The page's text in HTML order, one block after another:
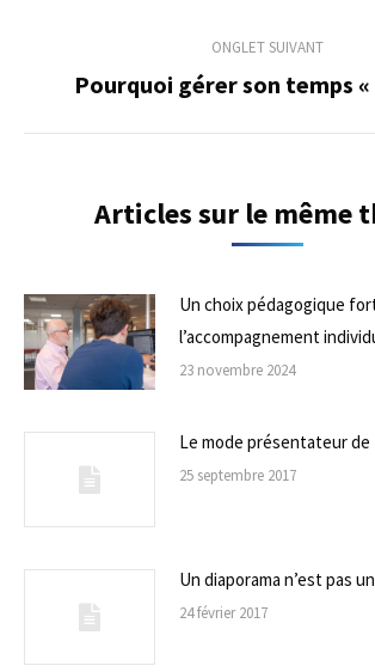
commentaireONGLET SUIVANT
Onglet
Pourquoi gérer son temps «
Articles sur le même
Un choix pédagogique
l’accompagnement
23 novembre 2024
Le mode présentateur
25 septembre 2017
Un diaporama n’est pas
24 février 2017